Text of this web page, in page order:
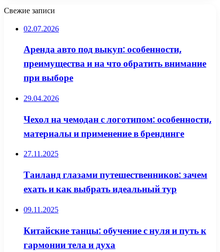
Свежие записи
02.07.2026
Аренда авто под выкуп: особенности,
преимущества и на что обратить внимание
при выборе
29.04.2026
Чехол на чемодан с логотипом: особенности,
материалы и применение в брендинге
27.11.2025
Таиланд глазами путешественников: зачем
ехать и как выбрать идеальный тур
09.11.2025
Китайские танцы: обучение с нуля и путь к
гармонии тела и духа